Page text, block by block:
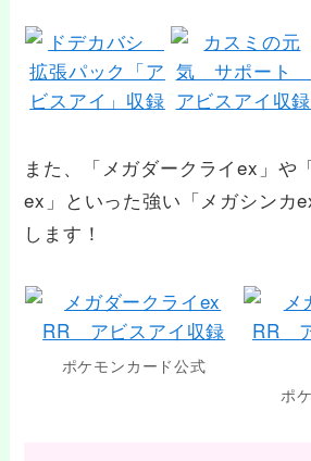
また、「メガダークライex」や
ex」といった強い「メガシンカ
します！
ポケモンカード公式
ポ